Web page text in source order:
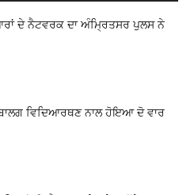
ਦੇ ਨੈਟਵਰਕ ਦਾ ਅੰਮ੍ਰਿਤਸਰ ਪੁਲਸ ਨੇ
ਵਿਦਿਆਰਥਣ ਨਾਲ ਹੋਇਆ ਦੋ ਵਾਰ